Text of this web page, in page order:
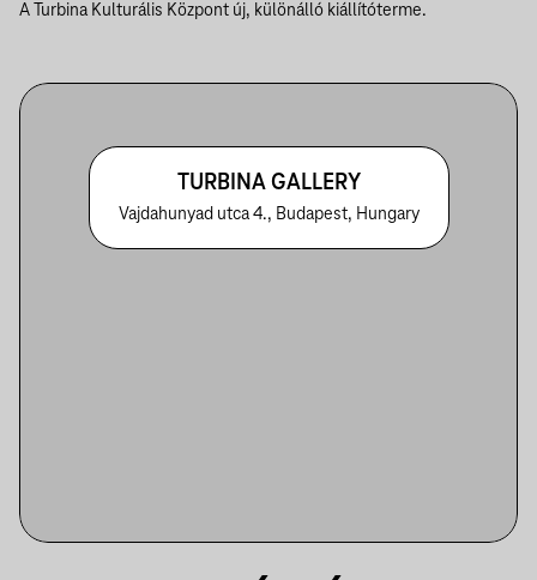
A Turbina Kulturális Központ új, különálló kiállítóterme.
TURBINA GALLERY
Vajdahunyad utca 4., Budapest, Hungary